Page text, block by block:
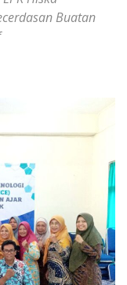
Buatan